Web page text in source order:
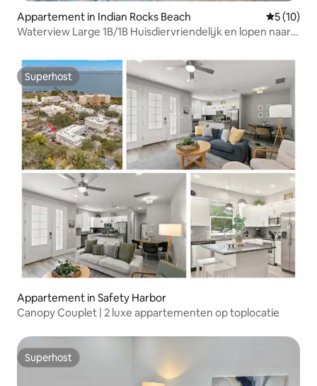
Appartement in Indian Rocks Beach
5 (10)
Waterview Large 1B/1B Huisdiervriendelijk en lopen naar
Superhost
Superhost
Appartement in Safety Harbor
Canopy Couplet | 2 luxe appartementen op toplocatie
Superhost
Superhost